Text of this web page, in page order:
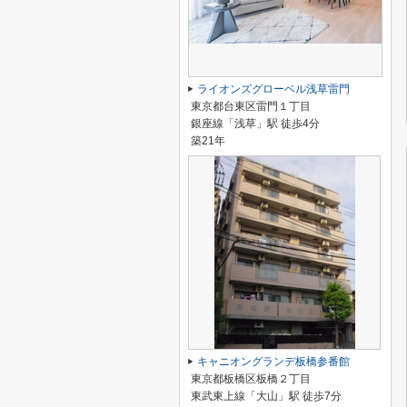
ライオンズグローベル浅草雷門
東京都台東区雷門１丁目
銀座線「浅草」駅 徒歩4分
築21年
キャニオングランデ板橋参番館
東京都板橋区板橋２丁目
東武東上線「大山」駅 徒歩7分